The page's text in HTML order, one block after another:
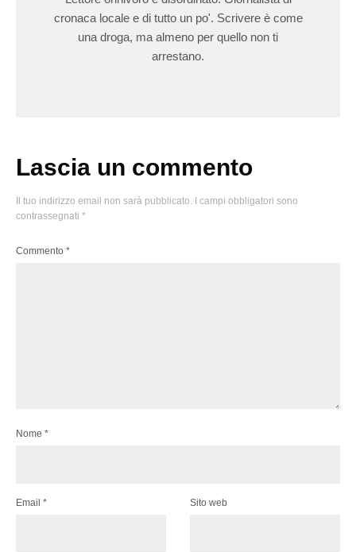
cronaca locale e di tutto un po'. Scrivere è come
una droga, ma almeno per quello non ti
arrestano.
Lascia un commento
Il tuo indirizzo email non sarà pubblicato.
I campi obbligatori sono
contrassegnati *
Commento *
Nome *
Email * Sito web